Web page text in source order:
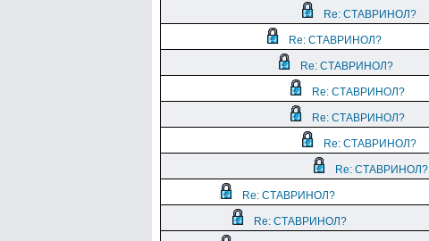
Re: СТАВРИНОЛ?
Re: СТАВРИНОЛ?
Re: СТАВРИНОЛ?
Re: СТАВРИНОЛ?
Re: СТАВРИНОЛ?
Re: СТАВРИНОЛ?
Re: СТАВРИНОЛ?
Re: СТАВРИНОЛ?
Re: СТАВРИНОЛ?